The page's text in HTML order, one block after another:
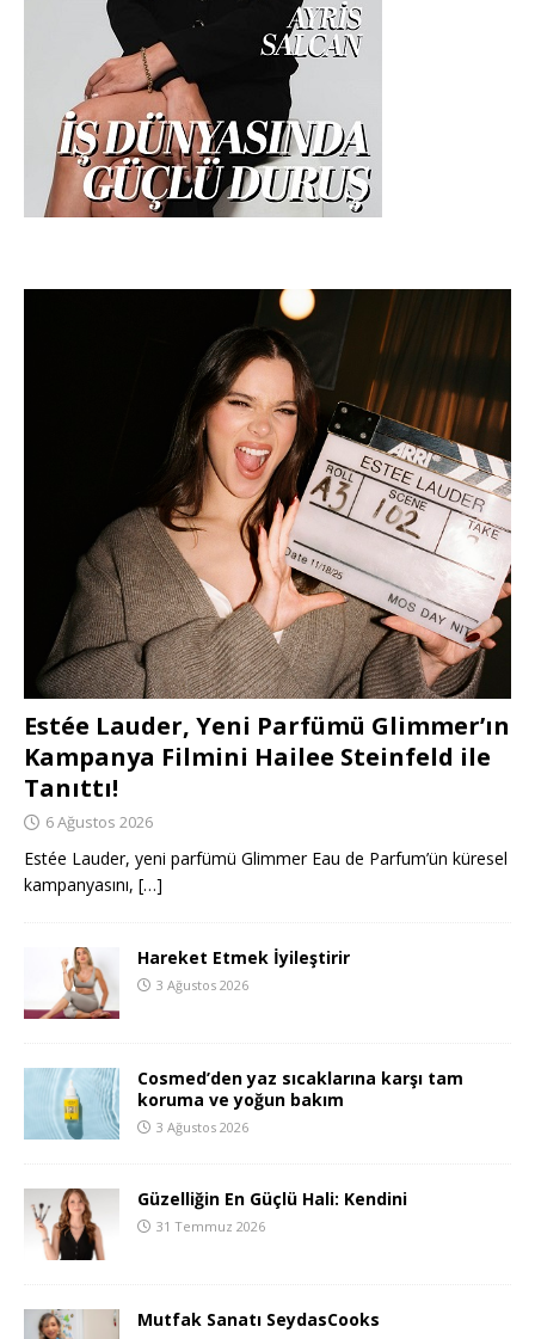
Estée Lauder, Yeni Parfümü Glimmer’ın
Kampanya Filmini Hailee Steinfeld ile
Tanıttı!
6 Ağustos 2026
Estée Lauder, yeni parfümü Glimmer Eau de Parfum’ün küresel
kampanyasını, […]
Hareket Etmek İyileştirir
3 Ağustos 2026
Cosmed’den yaz sıcaklarına karşı tam
koruma ve yoğun bakım
3 Ağustos 2026
Güzelliğin En Güçlü Hali: Kendini
31 Temmuz 2026
Mutfak Sanatı SeydasCooks